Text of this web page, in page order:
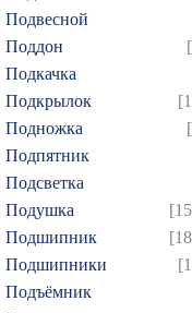
Подвесной
Поддон
Подкачка
Подкрылок
Подножка
Подпятник
Подсветка
Подушка
Подшипник
Подшипники
Подъёмник